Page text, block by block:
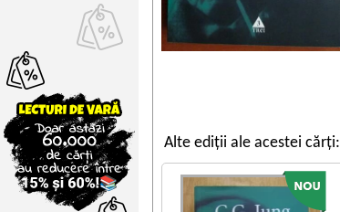
Alte ediții ale acestei cărți: